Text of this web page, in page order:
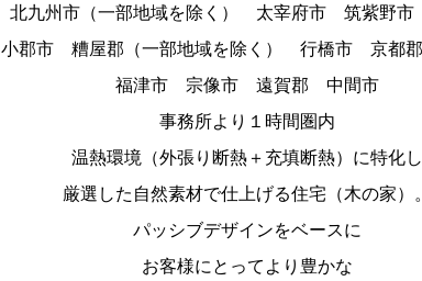
北九州市（一部地域を除く） 太宰府市 筑紫野
小郡市 糟屋郡（一部地域を除く） 行橋市 京都
福津市 宗像市 遠賀郡 中間市
事務所より１時間圏内
温熱環境（外張り断熱＋充填断熱）に特化し
厳選した自然素材で仕上げる住宅（木の家）。
パッシブデザインをベースに
お客様にとってより豊かな